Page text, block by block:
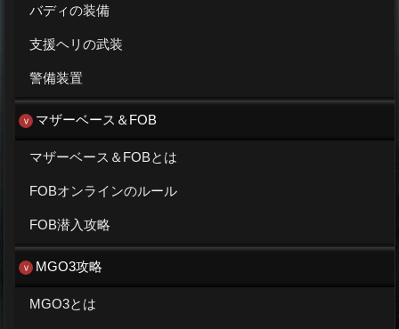
バディの装備
支援ヘリの武装
警備装置
マザーベース＆FOB
マザーベース＆FOBとは
FOBオンラインのルール
FOB潜入攻略
MGO3攻略
MGO3とは